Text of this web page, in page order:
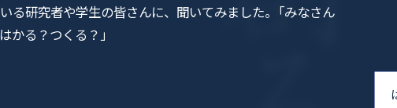
る研究者や学生の皆さんに、聞いてみました。 「みなさん
かる？つくる？」